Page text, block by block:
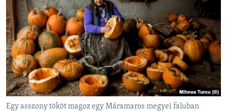
Egy asszony tököt magoz egy Máramaros megyei faluban